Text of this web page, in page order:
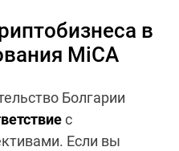
в
MiCA
Болгарии
с
Если вы